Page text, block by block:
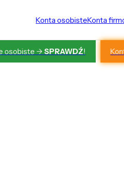
Konta osobisteKonta
osobiste -> SPRAWDŹ!